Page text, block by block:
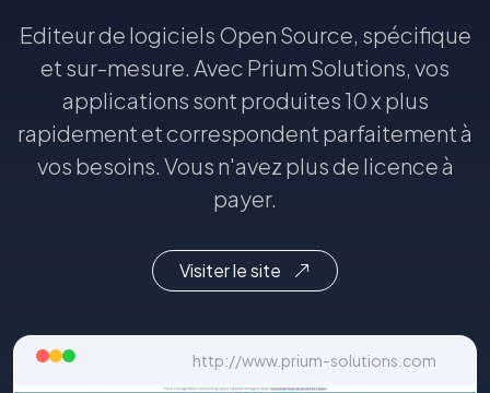
Editeur de logiciels Open Source, spécifique
et sur-mesure. Avec Prium Solutions, vos
applications sont produites 10 x plus
rapidement et correspondent parfaitement à
vos besoins. Vous n'avez plus de licence à
payer.
Visiter le site
http://www.prium-solutions.com